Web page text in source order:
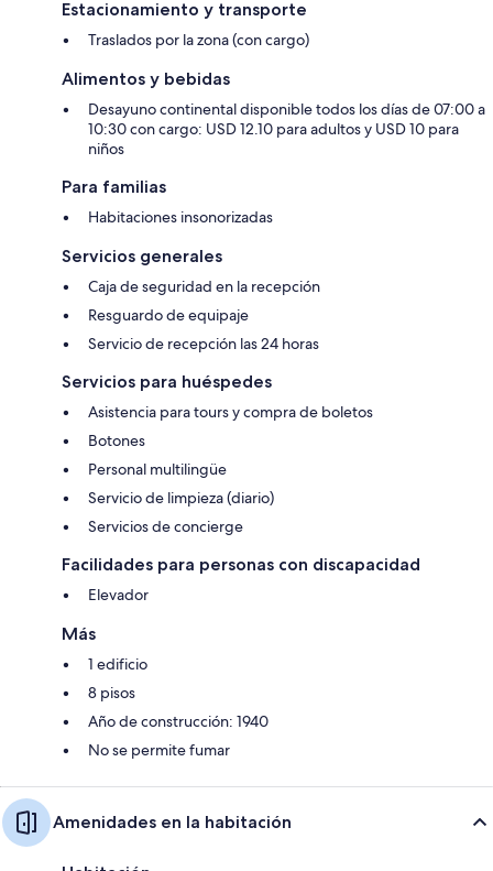
Estacionamiento y transporte
Traslados por la zona (con cargo)
Alimentos y bebidas
Desayuno continental disponible todos los días de 07:00 a
10:30 con cargo: USD 12.10 para adultos y USD 10 para
niños
Para familias
Habitaciones insonorizadas
Servicios generales
Caja de seguridad en la recepción
Resguardo de equipaje
Servicio de recepción las 24 horas
Servicios para huéspedes
Asistencia para tours y compra de boletos
Botones
Personal multilingüe
Servicio de limpieza (diario)
Servicios de concierge
Facilidades para personas con discapacidad
Elevador
Más
1 edificio
8 pisos
Año de construcción: 1940
No se permite fumar
Amenidades en la habitación